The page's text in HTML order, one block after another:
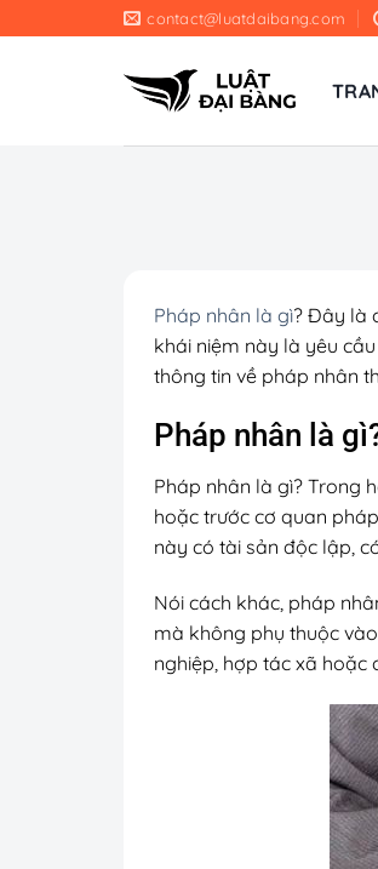
đến
contact@luatdaibang.com
Pháp nhân là gì? Đây là
khái niệm này là yêu
thông tin về pháp nhân
Pháp nhân là
Pháp nhân là gì? Trong
hoặc trước cơ quan
này có tài sản độc lập,
Nói cách khác, pháp
mà không phụ thuộc
nghiệp, hợp tác xã hoặc